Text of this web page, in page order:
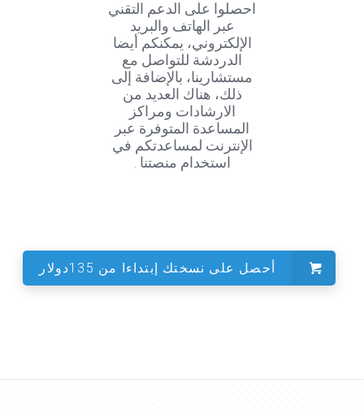
احصلوا على الدعم التقني
عبر الهاتف والبريد
الإلكتروني، يمكنكم أيضا
الدردشة للتواصل مع
مستشارينا، بالإضافة إلى
ذلك، هناك العديد من
الارشادات ومراكز
المساعدة المتوفرة عبر
الإنترنت لمساعدتكم في
استخدام منصتنا .
أحصل على نسختك إبتداءا من 135دولار